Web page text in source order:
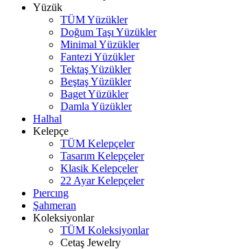
Yüzük
TÜM Yüzükler
Doğum Taşı Yüzükler
Minimal Yüzükler
Fantezi Yüzükler
Tektaş Yüzükler
Beştaş Yüzükler
Baget Yüzükler
Damla Yüzükler
Halhal
Kelepçe
TÜM Kelepçeler
Tasarım Kelepçeler
Klasik Kelepçeler
22 Ayar Kelepçeler
Pıercıng
Şahmeran
Koleksiyonlar
TÜM Koleksiyonlar
Cetaş Jewelry